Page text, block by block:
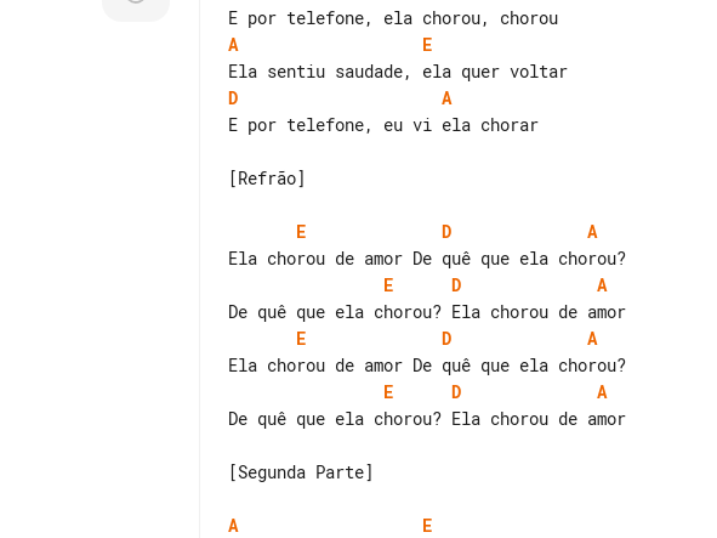
A
E
D
A
E por telefone, eu vi ela chorar
[Refrão]
E D
A
E
D
A
E
D
A
E
D
A
De quê que ela chorou? Ela chorou de amor
[Segunda Parte]
A
E